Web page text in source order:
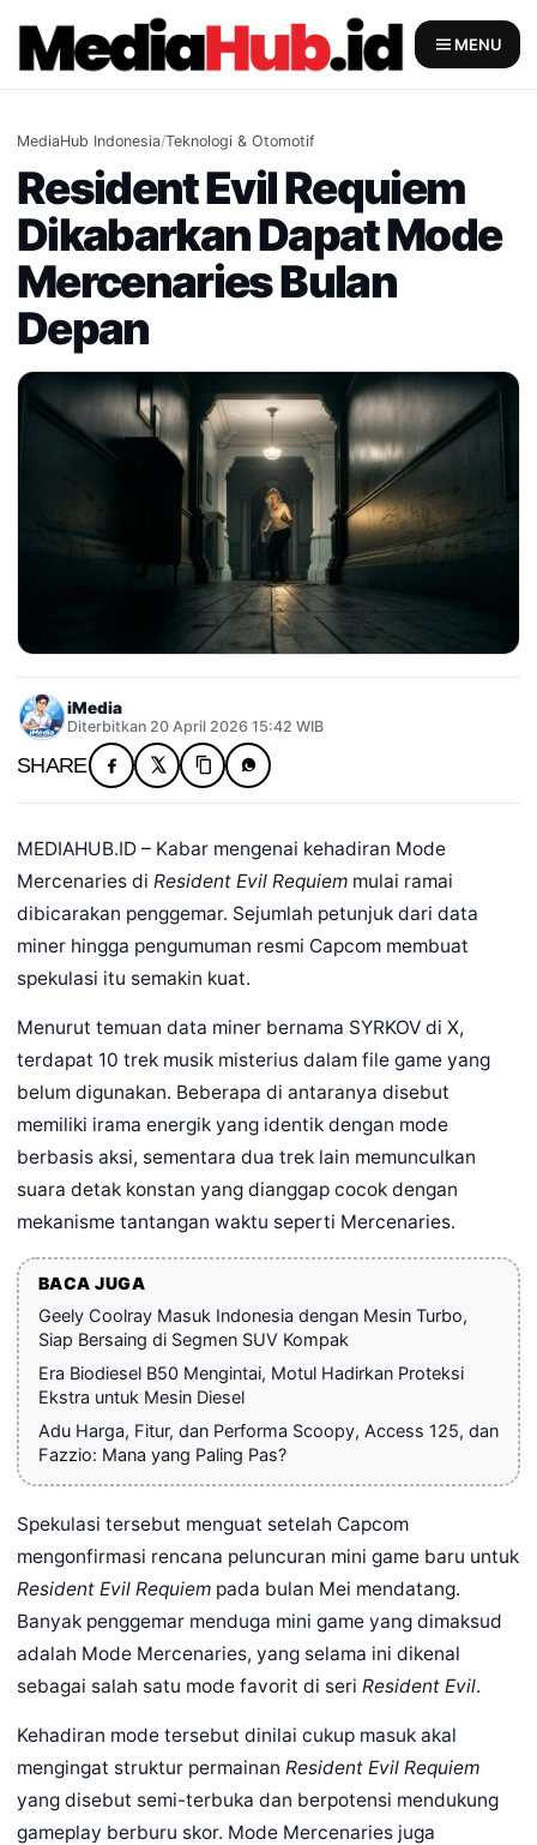
content
MENU
MediaHub Indonesia/Teknologi & Otomotif
Resident Evil Requiem
Dikabarkan Dapat Mode
Mercenaries Bulan
Depan
iMedia
Diterbitkan 20 April 2026 15:42 WIB
SHARE
MEDIAHUB.ID – Kabar mengenai kehadiran Mode
Mercenaries di Resident Evil Requiem mulai ramai
dibicarakan penggemar. Sejumlah petunjuk dari data
miner hingga pengumuman resmi Capcom membuat
spekulasi itu semakin kuat.
Menurut temuan data miner bernama SYRKOV di X,
terdapat 10 trek musik misterius dalam file game yang
belum digunakan. Beberapa di antaranya disebut
memiliki irama energik yang identik dengan mode
berbasis aksi, sementara dua trek lain memunculkan
suara detak konstan yang dianggap cocok dengan
mekanisme tantangan waktu seperti Mercenaries.
BACA JUGA
Geely Coolray Masuk Indonesia dengan Mesin Turbo,
Siap Bersaing di Segmen SUV Kompak
Era Biodiesel B50 Mengintai, Motul Hadirkan Proteksi
Ekstra untuk Mesin Diesel
Adu Harga, Fitur, dan Performa Scoopy, Access 125, dan
Fazzio: Mana yang Paling Pas?
Spekulasi tersebut menguat setelah Capcom
mengonfirmasi rencana peluncuran mini game baru untuk
Resident Evil Requiem pada bulan Mei mendatang.
Banyak penggemar menduga mini game yang dimaksud
adalah Mode Mercenaries, yang selama ini dikenal
sebagai salah satu mode favorit di seri Resident Evil.
Kehadiran mode tersebut dinilai cukup masuk akal
mengingat struktur permainan Resident Evil Requiem
yang disebut semi-terbuka dan berpotensi mendukung
gameplay berburu skor. Mode Mercenaries juga